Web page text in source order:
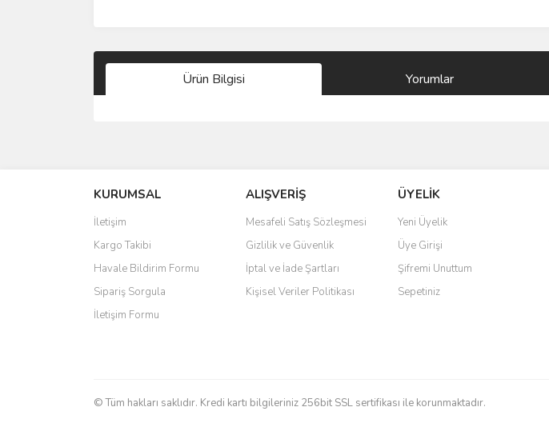
Ürün Bilgisi Yorumlar
Ürün resmi kalitesiz, bozuk veya görüntülenemiyor.
Ürün açıklamasında eksik bilgiler bulunuyor.
Ürün bilgilerinde hatalar bulunuyor.
Ürün fiyatı diğer sitelerden daha pahalı.
Bu ürüne benzer farklı alternatifler olmalı.
KURUMSAL
İletişim
Kargo Takibi
Havale Bildirim Formu
Sipariş Sorgula
İletişim Formu
ALIŞVERİŞ
Mesafeli Satış Sözleşmesi
Gizlilik ve Güvenlik
İptal ve İade Şartları
Kişisel Veriler Politikası
ÜYELİK
Yeni Üyelik
Üye Girişi
Şifremi Unuttum
Sepetiniz
© Tüm hakları saklıdır. Kredi kartı bilgileriniz 256bit SSL sertifikası ile korunmaktadır.